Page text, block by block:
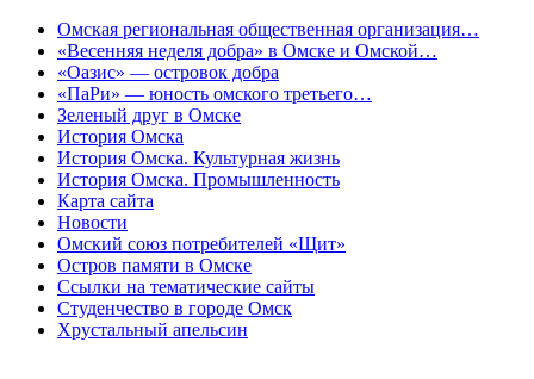
Омская региональная общественная организация…
«Весенняя неделя добра» в Омске и Омской…
«Оазис» — островок добра
«ПаРи» — юность омского третьего…
Зеленый друг в Омске
История Омска
История Омска. Культурная жизнь
История Омска. Промышленность
Карта сайта
Новости
Омский союз потребителей «Щит»
Остров памяти в Омске
Ссылки на тематические сайты
Студенчество в городе Омск
Хрустальный апельсин